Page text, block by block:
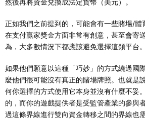
正如我們之前提到的，可能會有一些賭場/體
在支付贏家獎金方面非常有創意，甚至會
為，大多數情況下都應該避免選擇這類平台。
如果他們願意以這種「巧妙」的方式繞過國
麼他們很可能沒有真正的賭場牌照。也就是
何你選擇的方式使用它本身並沒有什麼不妥
的，而你的遊戲提供者是受監管產業的參與
過這條界線進行雙向資金轉移之間的界線也需